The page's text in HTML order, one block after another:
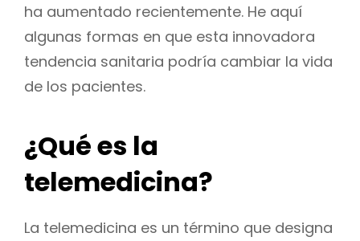
ha aumentado recientemente. He aquí
algunas formas en que esta innovadora
tendencia sanitaria podría cambiar la vida
de los pacientes.
¿Qué es la
telemedicina?
La telemedicina es un término que designa